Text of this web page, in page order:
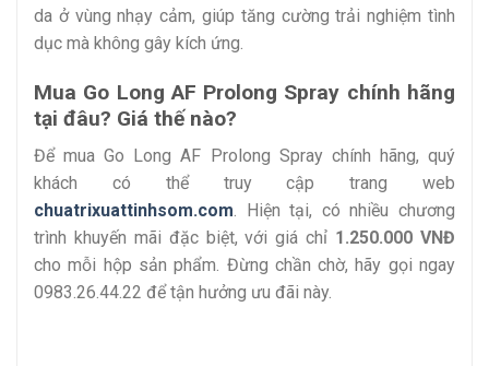
da ở vùng nhạy cảm, giúp tăng cường trải nghiệm tình
dục mà không gây kích ứng.
Mua Go Long AF Prolong Spray chính hãng
tại đâu? Giá thế nào?
Để mua Go Long AF Prolong Spray chính hãng, quý
khách có thể truy cập trang web
chuatrixuattinhsom.com. Hiện tại, có nhiều chương
trình khuyến mãi đặc biệt, với giá chỉ 1.250.000 VNĐ
cho mỗi hộp sản phẩm. Đừng chần chờ, hãy gọi ngay
0983.26.44.22 để tận hưởng ưu đãi này.